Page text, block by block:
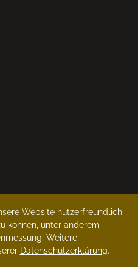
Website nutzerfreundlich
können, unter anderem
Weitere
Datenschutzerklärung.